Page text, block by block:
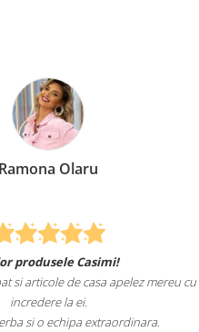
Olaru
produsele Casimi!
articole de casa apelez mereu cu
incredere la ei.
si o echipa extraordinara.